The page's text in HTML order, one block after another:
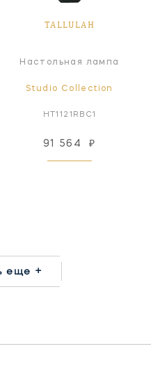
TALLULAH
Настольная лампа
Studio Collection
HT1121RBC1
91 564 ₽
еще +